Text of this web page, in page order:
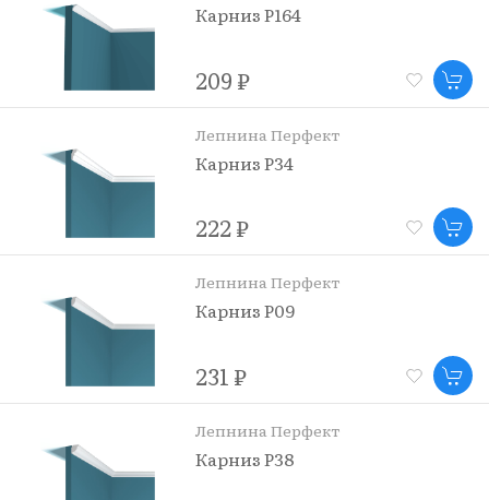
Карниз P164
209 ₽
Лепнина Перфект
Карниз P34
222 ₽
Лепнина Перфект
Карниз P09
231 ₽
Лепнина Перфект
Карниз P38